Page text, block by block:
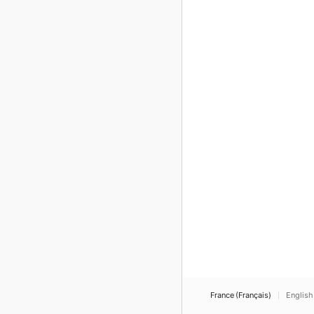
France (Français)